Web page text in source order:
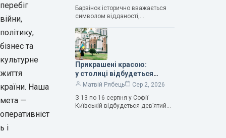
перебіг
війни,
політику,
бізнес та
культурне
життя
країни. Наша
мета —
оперативніст
ь і
Людмила Карпінська-
Романюк
Барвінок історично вважається
символом відданості,
та тривалого подружнього союзу.
Саме тому ця рослина надихала і
продовжує надихати митців на
Прикрашені красою:
у столиці відбудеться
дев’ятий фестиваль
Матвій Рябець
Сер 2, 2026
З 13 по 16 серпня у Софії
Київській відбудеться дев’ятий